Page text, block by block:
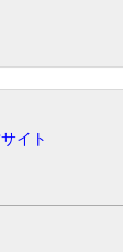
イト